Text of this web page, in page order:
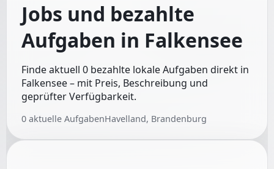
Jobs und bezahlte
Aufgaben in Falkensee
Finde aktuell 0 bezahlte lokale Aufgaben direkt in
Falkensee – mit Preis, Beschreibung und
geprüfter Verfügbarkeit.
0 aktuelle AufgabenHavelland, Brandenburg